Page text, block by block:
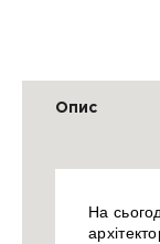
Опис
На